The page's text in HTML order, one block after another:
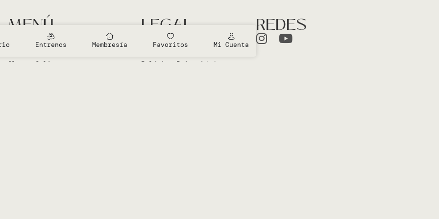
MENÚ
Entrenamientos Gratis
Clases Online
LEGAL
Aviso Legal
Política Privacidad
REDES
Entrenos Membresía Favoritos Mi Cuenta